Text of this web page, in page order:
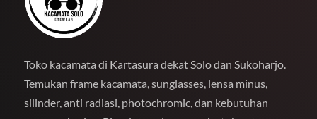
Toko kacamata di Kartasura dekat Solo dan Sukoharjo.
Temukan frame kacamata, sunglasses, lensa minus,
silinder, anti radiasi, photochromic, dan kebutuhan